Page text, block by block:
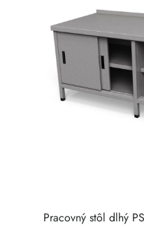
Pracovný stôl dlhý